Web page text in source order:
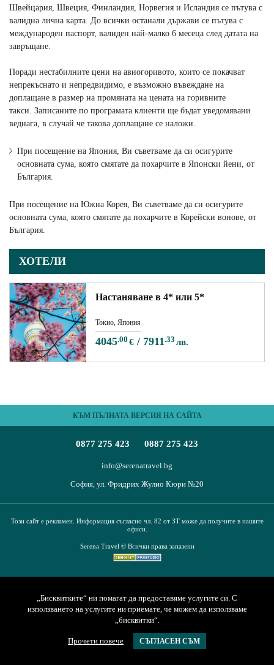
Швейцария, Швеция, Финландия, Норвегия и Исландия се пътува с
валидна лична карта. До всички останали държави се пътува с
международен паспорт, валиден най-малко 6 месеца след датата на
завръщане.
Поради нестабилните цени на авиогоривото, които се покачват
непрекъснато и непредвидимо, е възможно въвеждане на
доплащане в размер на промяната на цената на горивните
такси. Записаните по програмата клиенти ще бъдат уведомявани
веднага, в случай че такова доплащане се наложи.
При посещение на Япония, Ви съветваме да си осигурите
основната сума, която смятате да похарчите в Японски йени, от
България.
При посещение на Южна Корея, Ви съветваме да си осигурите
основната сума, която смятате да похарчите в Корейски вонове, от
България.
ХОТЕЛИ
Настаняване в 4* или 5*
Токио, Япония
4045.00 €/ 7911.33 лв.
КЪМ ПЪЛНАТА ВЕРСИЯ НА САЙТА
0877 275 423 0887 275 423
info@serenatravel.bg
София, ул. Фридрих Жулио Кюри №20
Този сайт е рекламен. Информация съгласно чл. 82 от ЗТ може да получите в нашите
офиси.
Serena Travel © Всички права запазени
„Бисквитките“ ни помагат да предоставяме услугите си. С
използването на услугите ни приемате, че можем да използваме
„бисквитки“.
Прочети повече СЪГЛАСЕН СЪМ